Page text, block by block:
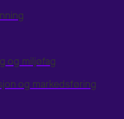
og miljøfag
og markedsføring